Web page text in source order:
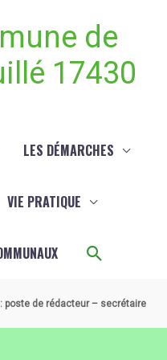
de
17430
LES DÉMARCHES
VIE PRATIQUE
poste de rédacteur – secrétaire